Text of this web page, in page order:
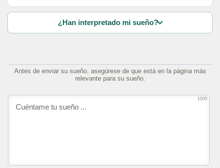
¿Han interpretado mi sueño?
Antes de enviar su sueño, asegúrese de que está en la página más
relevante para su sueño.
1000